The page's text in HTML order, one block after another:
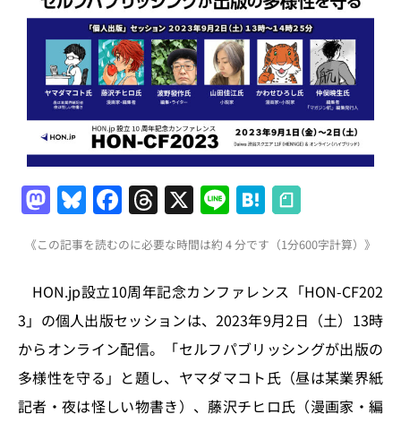
M
a
st
o
d
o
n
Bl
u
e
s
k
y
F
a
c
e
b
o
o
k
T
h
re
a
d
X Li
n
e
H
at
e
n
a
《この記事を読むのに必要な時間は約 4 分です（1分600字計算）》
HON.jp設立10周年記念カンファレンス「HON-CF202
3」の個人出版セッションは、2023年9月2日（土）13時
からオンライン配信。「セルフパブリッシングが出版の
多様性を守る」と題し、ヤマダマコト氏（昼は某業界紙
記者・夜は怪しい物書き）、藤沢チヒロ氏（漫画家・編